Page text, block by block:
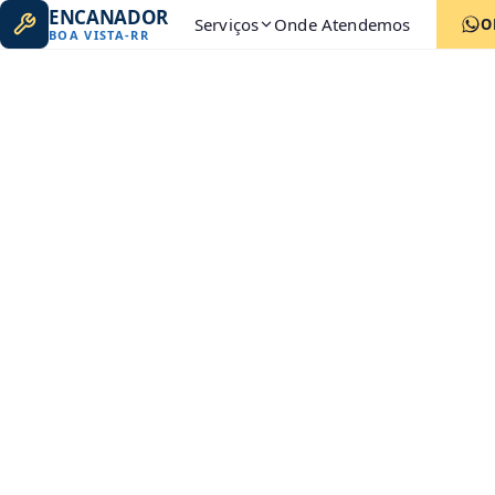
ENCANADOR
BOA VISTA-RR Serviços Onde Atendemos